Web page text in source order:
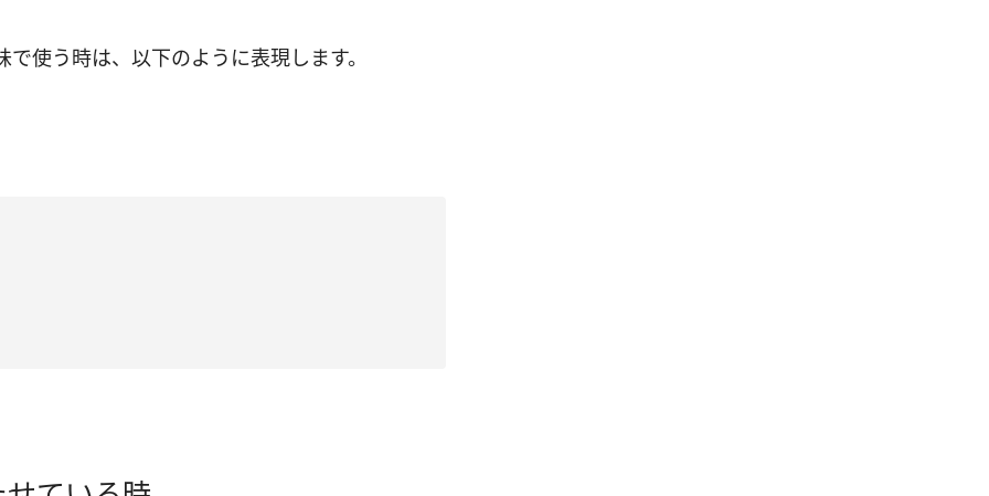
使う時は、以下のように表現します。